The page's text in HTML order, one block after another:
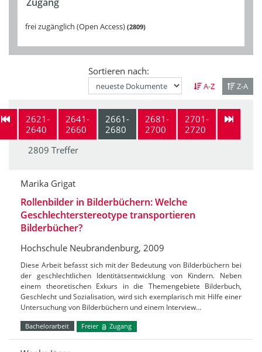
frei zugänglich (Open Access) 2809
Sortieren nach:
A-Z Z-A
2621-
2640
2641-
2660
2661-
2680
2681-
2700
2701-
2720
2809 Treffer
Marika Grigat
Rollenbilder in Bilderbüchern: Welche
Geschlechterstereotype transportieren
Bilderbücher?
Hochschule Neubrandenburg, 2009
Diese Arbeit befasst sich mit der Bedeutung von Bilderbüchern bei
der geschlechtlichen Identitätsentwicklung von Kindern. Neben
einem theoretischen Exkurs in die Themengebiete Bilderbuch,
Geschlecht und Sozialisation, wird sich exemplarisch mit Hilfe einer
Untersuchung von Bilderbüchern und einem Interview…
Bachelorarbeit Freier Zugang